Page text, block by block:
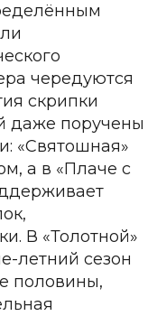
чередуются
скрипки
даже поручены
«Святошная»
а в «Плаче с
В «Толотной»
летний сезон
половины,